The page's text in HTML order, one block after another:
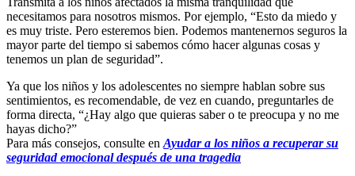
necesitamos para nosotros mismos. Por ejemplo, “Esto da miedo y
es muy triste. Pero esteremos bien. Podemos mantenernos seguros la
mayor parte del tiempo si sabemos cómo hacer algunas cosas y
tenemos un plan de seguridad”.
Ya que los niños y los adolescentes no siempre hablan sobre sus
sentimientos, es recomendable, de vez en cuando, preguntarles de
forma directa, “¿Hay algo que quieras saber o te preocupa y no me
hayas dicho?”
Para más consejos, consulte en Ayudar a los niños a recuperar su
seguridad emocional después de una tragedia